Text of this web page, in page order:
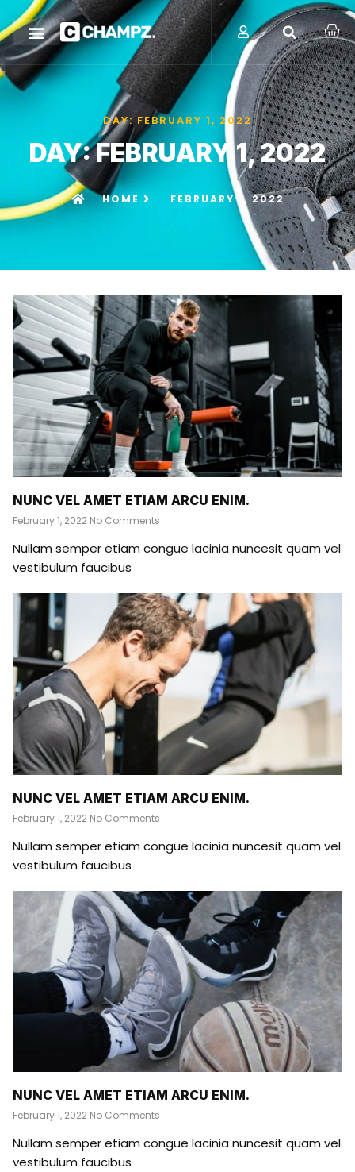
DAY: FEBRUARY 1, 2022
DAY: FEBRUARY 1, 2022
HOME FEBRUARY 1, 2022
NUNC VEL AMET ETIAM ARCU ENIM.
February 1, 2022 No Comments
Nullam semper etiam congue lacinia nuncesit quam vel
vestibulum faucibus
NUNC VEL AMET ETIAM ARCU ENIM.
February 1, 2022 No Comments
Nullam semper etiam congue lacinia nuncesit quam vel
vestibulum faucibus
NUNC VEL AMET ETIAM ARCU ENIM.
February 1, 2022 No Comments
Nullam semper etiam congue lacinia nuncesit quam vel
vestibulum faucibus